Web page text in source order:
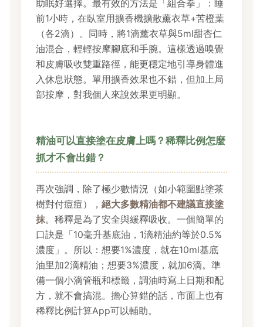
助眠好選擇。最有效的方法是「組合拳」：睡
前1小時，在臥室用擴香機擴散薰衣草+苦橙葉
（各2滴）。同時，將1滴薰衣草與5ml甜杏仁
油混合，輕輕按摩腳底和手腕。這樣透過嗅覺
和皮膚吸收雙重路徑，能更穩定地引導身體進
入休息狀態。單用擴香效果也不錯，但加上局
部按摩，對我個人來說效果更明顯。
精油可以直接塗在皮膚上嗎？稀釋比例怎麼
抓才不會出錯？
再次強調，除了極少數情況（如小範圍點塗茶
樹對付痘痘）， 絕大多數精油都不建議直接塗
抹。稀釋是為了安全與緩釋吸收。一個簡單的
口訣是「10毫升基底油，1滴精油約等於0.5%
濃度」。所以：想要1%濃度，就在10ml基底
油里加2滴精油；想要3%濃度，就加6滴。準
備一個小滴管瓶和標籤，調油時寫上日期和配
方，就不會搞混。擔心算錯的話，市面上也有
稀釋比例計算App可以輔助。